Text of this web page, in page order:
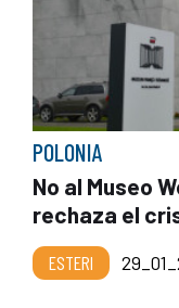
POLONIA
No al Museo
rechaza el
ESTERI